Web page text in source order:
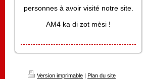
personnes à avoir visité notre site.
AM4 ka di zot mèsi !
Version imprimable | Plan du site